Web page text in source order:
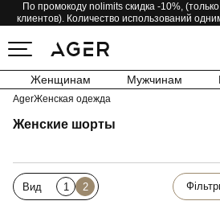
По промокоду nolimits скидка -10%,
клиентов). Количество использований
Женщинам Мужчинам
AgerЖенская одежда
Женские шорты
Вид 1 2